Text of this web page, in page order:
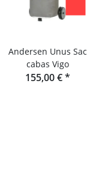
Andersen Unus Sac
cabas Vigo
155,00 €*